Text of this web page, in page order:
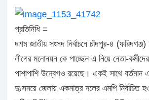
প্রতিনিধি =
দশম জাতীয় সংসদ নির্বাচনে চাঁদপুর-৪
লীগের মনোনয়ন কে পাচ্ছেন এ নিয়ে নেতা-
পাশাপাশি উদ্বেগও রয়েছে। একই সাথে বর্তমান
দুঃসময়ে জেলায় একমাত্র দলের এমপি নির্বাচিত